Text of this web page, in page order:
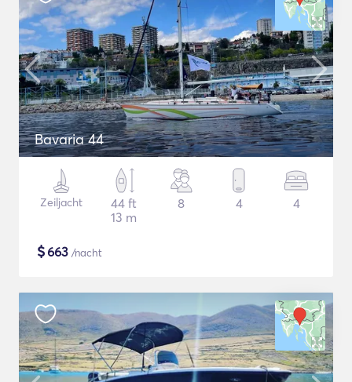
Bavaria 44
Zeiljacht
44 ft
13 m
8 4 4
$663 /nacht